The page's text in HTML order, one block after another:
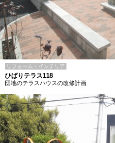
リフォーム・インテリア
ひばりテラス118
団地のテラスハウスの改修計画